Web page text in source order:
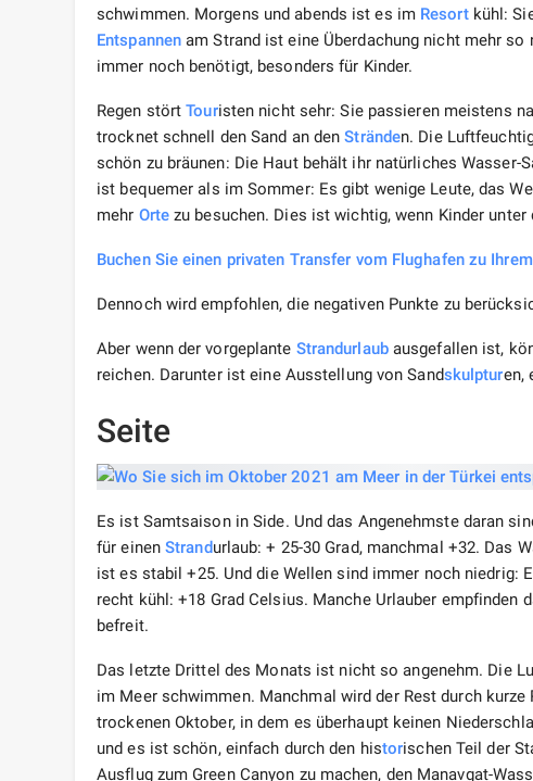
schwimmen. Morgens und abends ist es im Resortkühl:
Entspannen am Strand ist eine Überdachung nicht mehr
immer noch benötigt, besonders für Kinder.
Regen störtTouristen nicht sehr: Sie passieren meistens
trocknet schnell den Sand an denStränden. Die
schön zu bräunen: Die Haut behält ihr natürliches Wasser-
ist bequemer als im Sommer: Es gibt wenige Leute, das
mehr Ortezu besuchen. Dies ist wichtig, wenn Kinder unter
Buchen Sie einen privaten Transfer vom Flughafen zu
Dennoch wird empfohlen, die negativen Punkte zu
Aber wenn der vorgeplante Strandurlaubausgefallen ist,
reichen. Darunter ist eine Ausstellung von Sandskulpturen,
Seite
Es ist Samtsaison in Side. Und das Angenehmste daran
für einen Strandurlaub: + 25-30 Grad, manchmal +32.
ist es stabil +25. Und die Wellen sind immer noch niedrig:
recht kühl: +18 Grad Celsius. Manche Urlauber empfinden
befreit.
Das letzte Drittel des Monats ist nicht so angenehm. Die
im Meer schwimmen. Manchmal wird der Rest durch
trockenen Oktober, in dem es überhaupt keinen
und es ist schön, einfach durch den historischen Teil der
Ausflug zum Green Canyon zu machen, den Manavgat-